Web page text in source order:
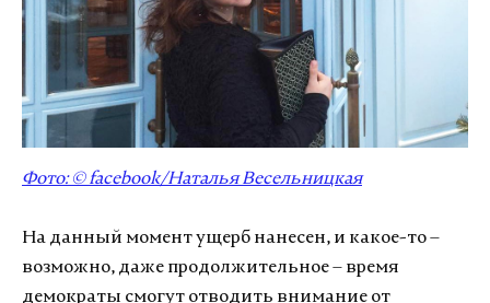
Фото: © facebook/Наталья Весельницкая
На данный момент ущерб нанесен, и какое-то –
возможно, даже продолжительное – время
демократы смогут отводить внимание от